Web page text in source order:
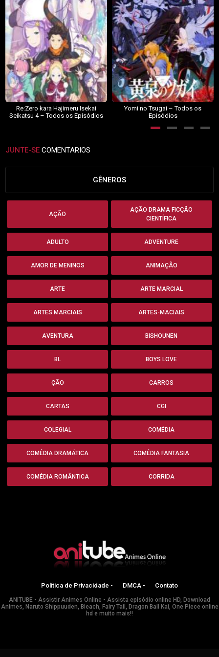
Re:Zero kara Hajimeru Isekai
Seikatsu 4 – Todos os Episódios
Yomi no Tsugai – Todos os
Episódios
JUNTE-SE COMENTARIOS
GÊNEROS
AÇÃO
AÇÃO DRAMA FICÇÃO
CIENTÍFICA
ADULTO ADVENTURE
AMOR DE MENINOS ANIMAÇÃO
ARTE ARTE MARCIAL
ARTES MARCIAIS ARTES-MACIAIS
AVENTURA BISHOUNEN
BL BOYS LOVE
ÇÃO CARROS
CARTAS CGI
COLEGIAL COMÉDIA
COMÉDIA DRAMÁTICA COMÉDIA FANTASIA
COMÉDIA ROMÂNTICA CORRIDA
Política de Privacidade - DMCA - Contato
ANITUBE - Assistir Animes Online - Assista episódio online HD, Download
Animes, Naruto Shippuuden, Bleach, Fairy Tail, Dragon Ball Kai, One Piece online
hd e muito mais!!